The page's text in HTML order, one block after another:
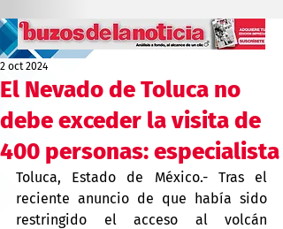
El Nevado de Toluca no
debe exceder la visita de
400 personas: especialista
2 oct 2024
Toluca, Estado de México.- Tras el
reciente anuncio de que había sido
restringido el acceso al volcán